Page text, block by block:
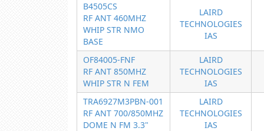
B4505CS
RF ANT 460MHZ
WHIP STR NMO
BASE
LAIRD
TECHNOLOGIES
IAS
OF84005-FNF
RF ANT 850MHZ
WHIP STR N FEM
LAIRD
TECHNOLOGIES
IAS
TRA6927M3PBN-001
RF ANT 700/850MHZ
DOME N FM 3.3"
LAIRD
TECHNOLOGIES
IAS